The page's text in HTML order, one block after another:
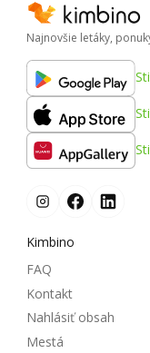
Najnovšie letáky,
Kimbino
FAQ
Kontakt
Nahlásiť obsah
Mestá